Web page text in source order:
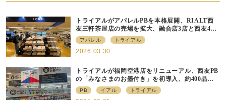
トライアルがアパレルPBを本格展開、RIALT西
友三軒茶屋店の売場を拡大、融合店3店と西友40
店にも商品導入へ
アパレル トライアル
2026.03.30
トライアルが福岡空港店をリニューアル、⻄友PB
の「みなさまのお墨付き」を初導⼊、約400品⽬
を販売
PB イアル トライアル